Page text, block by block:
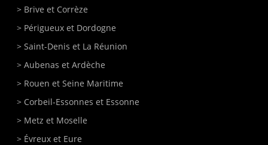
> Brive et Corrèze
> Périgueux et Dordogne
>Saint-Denis et La Réunion
>Aubenas et Ardèche
> Rouen et Seine Maritime
> Corbeil-Essonnes et Essonne
> Metz et Moselle
> Évreux et Eure